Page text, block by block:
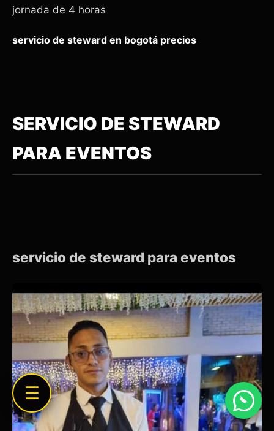
☰
jornada de 4 horas
servicio de steward en bogotá precios
SERVICIO DE STEWARD
PARA EVENTOS
servicio de steward para eventos